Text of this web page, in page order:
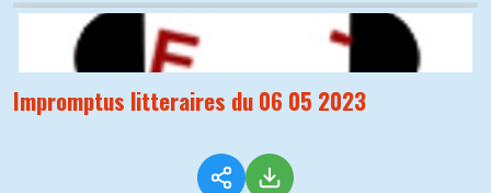
Impromptus litteraires du 06 05 2023